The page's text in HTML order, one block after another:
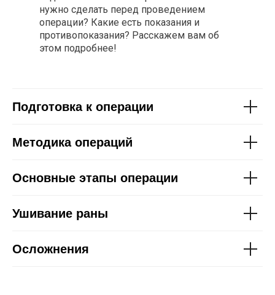
нужно сделать перед проведением
операции? Какие есть показания и
противопоказания? Расскажем вам об
этом подробнее!
Подготовка к операции
Методика операций
Основные этапы операции
Ушивание раны
Осложнения